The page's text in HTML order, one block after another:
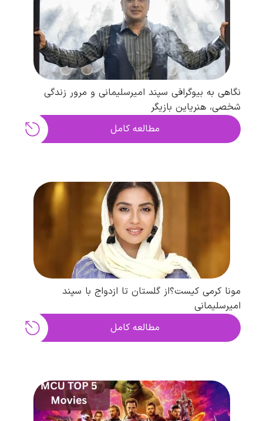
نگاهی به بیوگرافی سپند امیرسلیمانی و مرور زندگی
شخصی، هنریاین بازیگر
مطالعه کامل
مونا کرمی کیست؟از گلستان تا ازدواج با سپند
امیرسلیمانی
مطالعه کامل